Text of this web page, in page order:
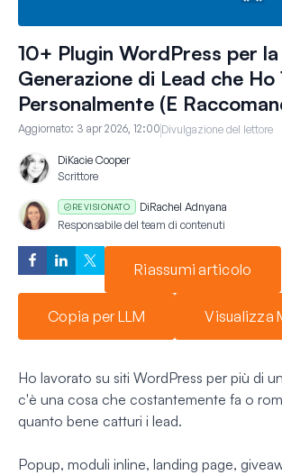
10+ Plugin WordPress per la
Generazione di Lead che
Personalmente (E
Aggiornato: 3 apr 2026, 12:00 Divulgazione del lettore
DiKacie Cooper
Scrittore
REVISIONATO DiRachel Adnyana
Responsabile del team di contenuti
Riassumi articolo
Copia per LLM Visualizza
Ho lavorato su siti WordPress per più di
c'è una cosa che costantemente fa o
quanto bene catturi i lead.
Popup, moduli inline, landing page,